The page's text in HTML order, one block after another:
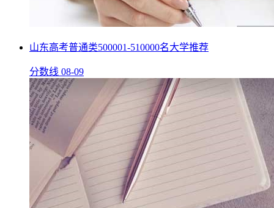
山东高考普通类500001-510000名大学推荐
分数线 08-09